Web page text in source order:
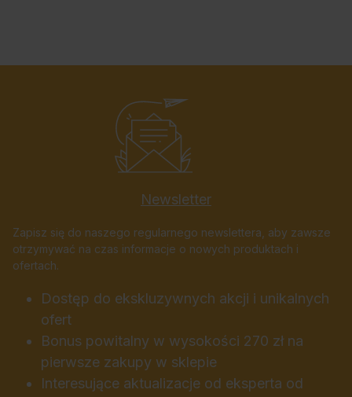
Newsletter
Zapisz się do naszego regularnego newslettera, aby zawsze
otrzymywać na czas informacje o nowych produktach i
ofertach.
Dostęp do ekskluzywnych akcji i unikalnych
ofert
Bonus powitalny w wysokości 270 zł na
pierwsze zakupy w sklepie
Interesujące aktualizacje od eksperta od